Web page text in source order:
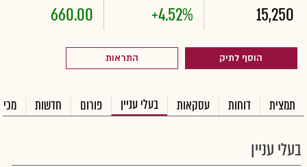
15,250
+4.52%
660.00
הוסף לתיק התראות
תמצית דוחות עסקאות בעלי עניין פורום חדשות
בעלי עניין